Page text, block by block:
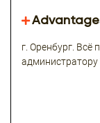
г. Оренбург. Всё
администратору